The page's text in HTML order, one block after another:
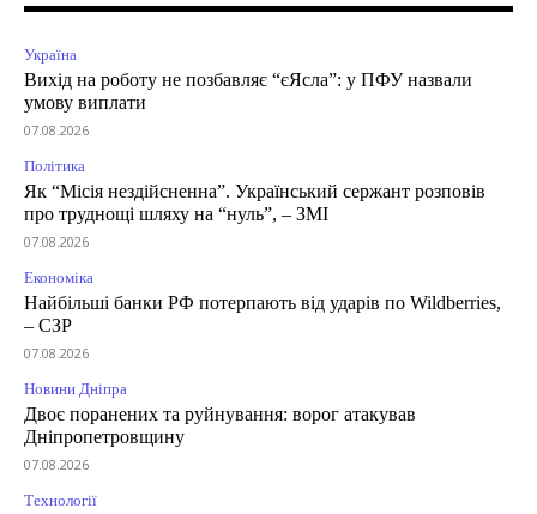
Україна
Вихід на роботу не позбавляє “єЯсла”: у ПФУ назвали
умову виплати
07.08.2026
Політика
Як “Місія нездійсненна”. Український сержант розповів
про труднощі шляху на “нуль”, – ЗМІ
07.08.2026
Економіка
Найбільші банки РФ потерпають від ударів по Wildberries,
– СЗР
07.08.2026
Новини Дніпра
Двоє поранених та руйнування: ворог атакував
Дніпропетровщину
07.08.2026
Технології